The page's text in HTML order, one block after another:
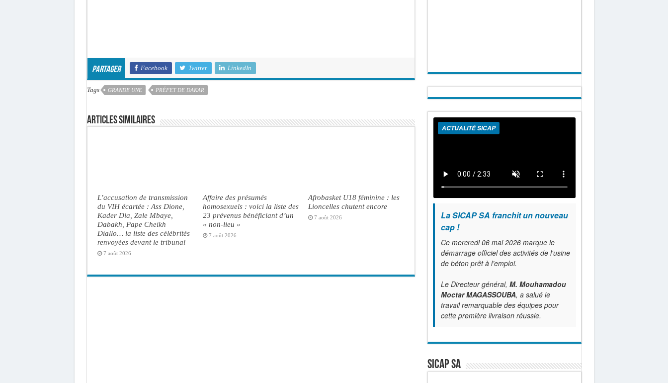
Partager Facebook Twitter LinkedIn
Tags GRANDE UNE PRÉFET DE DAKAR
Articles similaires
L’accusation de transmission
du VIH écartée : Ass Dione,
Kader Dia, Zale Mbaye,
Dabakh, Pape Cheikh
Diallo… la liste des célébrités
renvoyées devant le tribunal
7 août 2026
Affaire des présumés
homosexuels : voici la liste des
23 prévenus bénéficiant d’un
« non-lieu »
7 août 2026
Afrobasket U18 féminine : les
Lioncelles chutent encore
7 août 2026
ACTUALITÉ SICAP
La SICAP SA franchit un nouveau
cap !
Ce mercredi 06 mai 2026 marque le
démarrage officiel des activités de l'usine
de béton prêt à l’emploi.
Le Directeur général, M. Mouhamadou
Moctar MAGASSOUBA, a salué le
travail remarquable des équipes pour
cette première livraison réussie.
SICAP SA